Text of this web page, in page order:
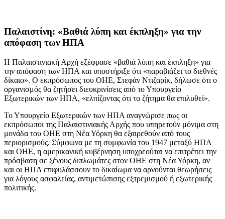
Παλαιστίνη: «Βαθιά λύπη και έκπληξη» για την
απόφαση των ΗΠΑ
Η Παλαιστινιακή Αρχή εξέφρασε «βαθιά λύπη και έκπληξη» για
την απόφαση των ΗΠΑ και υποστήριξε ότι «παραβιάζει το διεθνές
δίκαιο». Ο εκπρόσωπος του ΟΗΕ, Στεφάν Ντιζαρίκ, δήλωσε ότι ο
οργανισμός θα ζητήσει διευκρινίσεις από το Υπουργείο
Εξωτερικών των ΗΠΑ, «ελπίζοντας ότι το ζήτημα θα επιλυθεί».
Το Υπουργείο Εξωτερικών των ΗΠΑ αναγνώρισε πως οι
εκπρόσωποι της Παλαιστινιακής Αρχής που υπηρετούν μόνιμα στη
μονάδα του ΟΗΕ στη Νέα Υόρκη θα εξαιρεθούν από τους
περιορισμούς. Σύμφωνα με τη συμφωνία του 1947 μεταξύ ΗΠΑ
και ΟΗΕ, η αμερικανική κυβέρνηση υποχρεούται να επιτρέπει την
πρόσβαση σε ξένους διπλωμάτες στον ΟΗΕ στη Νέα Υόρκη, αν
και οι ΗΠΑ επιφυλάσσουν το δικαίωμα να αρνούνται θεωρήσεις
για λόγους ασφαλείας, αντιμετώπισης εξτρεμισμού ή εξωτερικής
πολιτικής.